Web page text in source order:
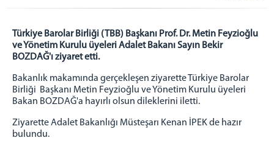
HABER ARŞİVİ
FOTOĞRAF ARŞİVİ
GÖRÜNTÜLÜ HABER
BÜLTEN
İLETİŞİM
Türkiye Barolar Birliği (TBB) Başkanı Prof. Dr. Metin Feyzioğlu
ve Yönetim Kurulu üyeleri Adalet Bakanı Sayın Bekir
BOZDAĞ'ı ziyaret etti.
Bakanlık makamında gerçekleşen ziyarette Türkiye Barolar
Birliği Başkanı Metin Feyzioğlu ve Yönetim Kurulu üyeleri
Bakan BOZDAĞ'a hayırlı olsun dileklerini iletti.
Ziyarette Adalet Bakanlığı Müsteşarı Kenan İPEK de hazır
bulundu.